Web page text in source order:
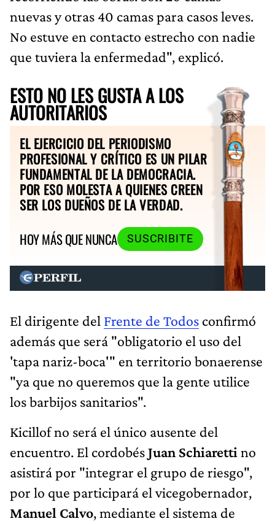
nuevas y otras 40 camas para casos leves.
No estuve en contacto estrecho con nadie
que tuviera la enfermedad", explicó.
ESTO NO LES GUSTA A LOS
AUTORITARIOS
EL EJERCICIO DEL PERIODISMO
PROFESIONAL Y CRÍTICO ES UN PILAR
FUNDAMENTAL DE LA DEMOCRACIA.
POR ESO MOLESTA A QUIENES CREEN
SER LOS DUEÑOS DE LA VERDAD.
HOY MÁS QUE NUNCA
SUSCRIBITE
El dirigente del Frente de Todos confirmó
además que será "obligatorio el uso del
'tapa nariz-boca'" en territorio bonaerense
"ya que no queremos que la gente utilice
los barbijos sanitarios".
Kicillof no será el único ausente del
encuentro. El cordobésJuan Schiaretti no
asistirá por "integrar el grupo de riesgo",
por lo que participará el vicegobernador,
Manuel Calvo, mediante el sistema de